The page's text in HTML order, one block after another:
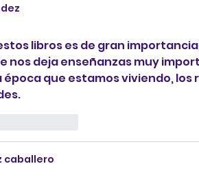
libros es de gran
nos deja enseñanzas muy
época que estamos viviendo,
caballero